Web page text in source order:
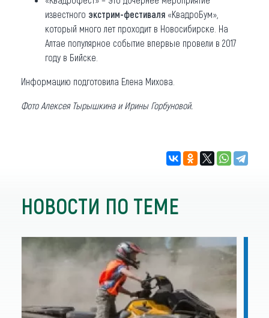
известного экстрим-фестиваля «КвадроБум»,
который много лет проходит в Новосибирске. На
Алтае популярное событие впервые провели в 2017
году в Бийске.
Информацию подготовила Елена Михова.
Фото Алексея Тырышкина и Ирины Горбуновой.
НОВОСТИ ПО ТЕМЕ